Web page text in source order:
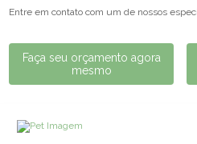
Entre em contato com um de nossos
Faça seu orçamento agora
mesmo